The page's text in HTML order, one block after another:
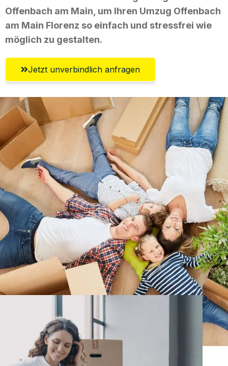
Offenbach am Main, um Ihren Umzug Offenbach
am Main Florenz so einfach und stressfrei wie
möglich zu gestalten.
Jetzt unverbindlich anfragen